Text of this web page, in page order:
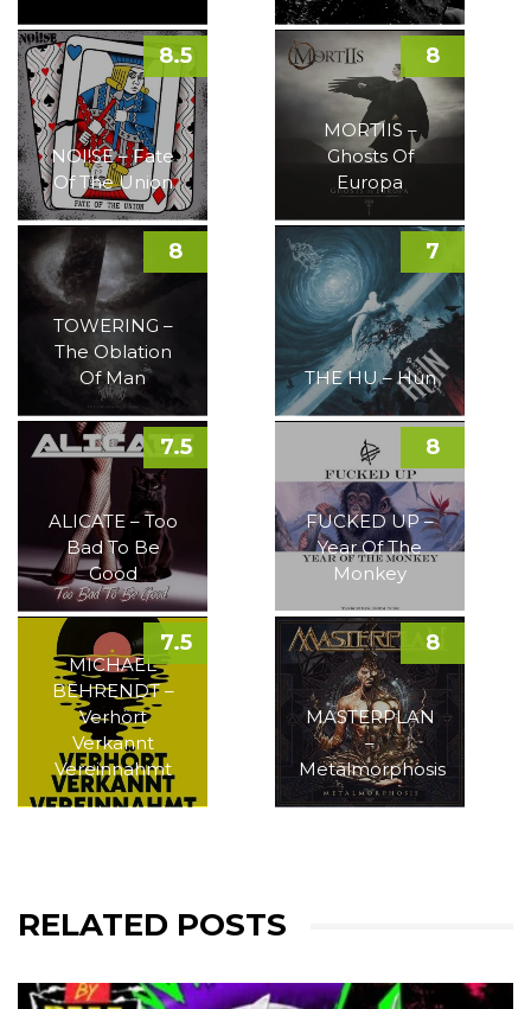
NOI!SE – Fate
Of The Union
8.5
MORTIIS –
Ghosts Of
Europa
8
TOWERING –
The Oblation
Of Man
8
THE HU – Hun
7
ALICATE – Too
Bad To Be
Good
7.5
FUCKED UP –
Year Of The
Monkey
8
MICHAEL
BEHRENDT –
Verhört
Verkannt
Vereinnahmt
7.5
MASTERPLAN
–
Metalmorphosis
8
RELATED POSTS